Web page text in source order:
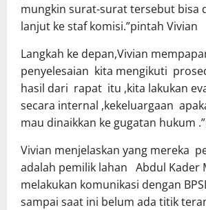
mungkin surat-surat tersebut bisa
lanjut ke staf komisi.”pintah Vivian
Langkah ke depan,Vivian
penyelesaian kita mengikuti
hasil dari rapat itu ,kita lakukan
secara internal ,kekeluargaan
mau dinaikkan ke gugatan hukum
Vivian menjelaskan yang mereka
adalah pemilik lahan Abdul Kader
melakukan komunikasi dengan
sampai saat ini belum ada titik